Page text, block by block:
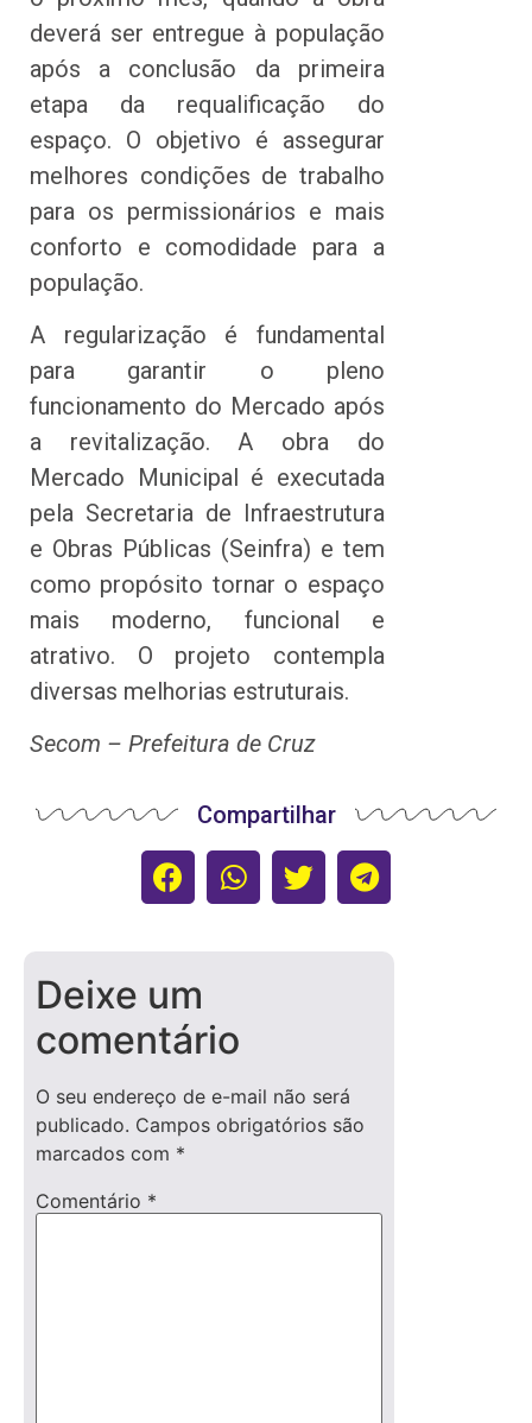
deverá ser entregue à população
após a conclusão da primeira
etapa da requalificação do
espaço. O objetivo é assegurar
melhores condições de trabalho
para os permissionários e mais
conforto e comodidade para a
população.
A regularização é fundamental
para garantir o pleno
funcionamento do Mercado após
a revitalização. A obra do
Mercado Municipal é executada
pela Secretaria de Infraestrutura
e Obras Públicas (Seinfra) e tem
como propósito tornar o espaço
mais moderno, funcional e
atrativo. O projeto contempla
diversas melhorias estruturais.
Secom – Prefeitura de Cruz
Compartilhar
Deixe um
comentário
O seu endereço de e-mail não será
publicado. Campos obrigatórios são
marcados com *
Comentário *